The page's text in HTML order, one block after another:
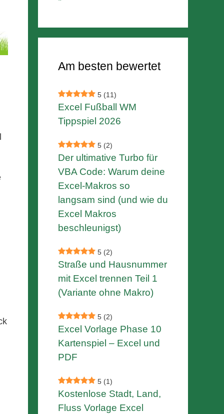
Am besten bewertet
5 (11)
Excel Fußball WM
Tippspiel 2026
5 (2)
Der ultimative Turbo für
VBA Code: Warum deine
Excel-Makros so
langsam sind (und wie du
Excel Makros
beschleunigst)
5 (2)
Straße und Hausnummer
mit Excel trennen Teil 1
(Variante ohne Makro)
5 (2)
Excel Vorlage Phase 10
Kartenspiel – Excel und
PDF
5 (1)
Kostenlose Stadt, Land,
Fluss Vorlage Excel